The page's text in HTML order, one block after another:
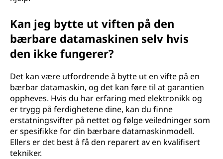
Kan jeg bytte ut viften på den
bærbare datamaskinen selv hvis
den ikke fungerer?
Det kan være utfordrende å bytte ut en vifte på en
bærbar datamaskin, og det kan føre til at garantien
oppheves. Hvis du har erfaring med elektronikk og
er trygg på ferdighetene dine, kan du finne
erstatningsvifter på nettet og følge veiledninger som
er spesifikke for din bærbare datamaskinmodell.
Ellers er det best å få den reparert av en kvalifisert
tekniker.